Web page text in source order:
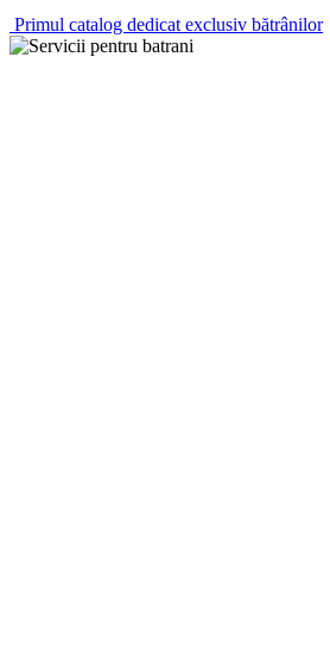
Primul catalog dedicat exclusiv bătrânilor